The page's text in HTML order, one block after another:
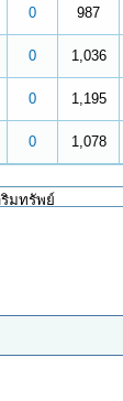
0 987
0 1,036
0 1,195
0 1,078